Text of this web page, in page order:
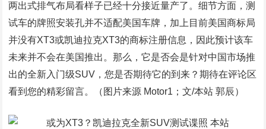
两出式排气布局看样子已经十分接近量产了。细节方面，测
试车的牌照安装孔并不适配美国车牌，加上目前美国商标局
并没有XT3或凯迪拉克XT3的商标注册信息，因此预计该车
未来并不会在美国推出。那么，它是否会是针对中国市场推
出的全新入门级SUV，您是否期待它的到来？期待在评论区
看到您的精彩留言。（图片来源 Motor1；文/本站 郭辰）